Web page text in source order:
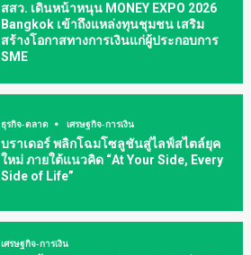
สสว. เดินหน้าหนุน MONEY EXPO 2026
Bangkok เข้าถึงแหล่งทุนชุมชน เสริม
สร้างโอกาสทางการเงินแก่ผู้ประกอบการ
SME
ธุรกิจ-ตลาด เศรษฐกิจ-การเงิน
บราเดอร์ พลิกโฉมโซลูชันสู่ไลฟ์สไตล์ยุค
ใหม่ ภายใต้แนวคิด “At Your Side, Every
Side of Life”
เศรษฐกิจ-การเงิน